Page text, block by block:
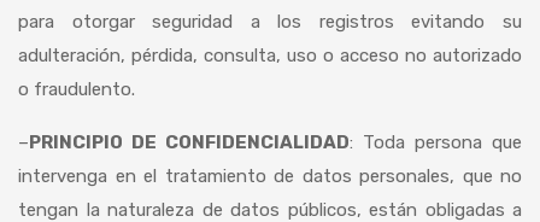
para otorgar seguridad a los registros evitando su
adulteración, pérdida, consulta, uso o acceso no autorizado
o fraudulento.
–PRINCIPIO DE CONFIDENCIALIDAD: Toda persona que
intervenga en el tratamiento de datos personales, que no
tengan la naturaleza de datos públicos, están obligadas a